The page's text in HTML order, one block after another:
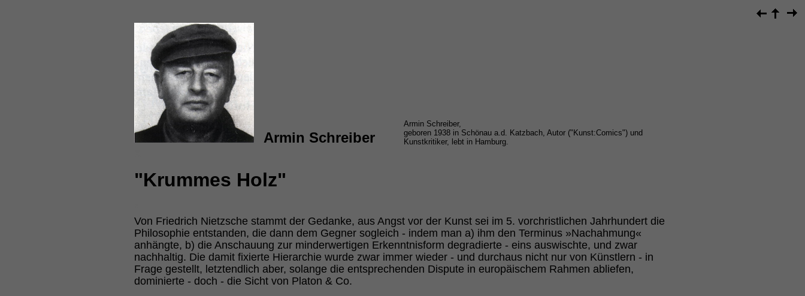
Armin Schreiber
Armin Schreiber,
geboren 1938 in Schönau a.d. Katzbach, Autor ("Kunst:Comics") und
Kunstkritiker, lebt in Hamburg.
"Krummes Holz"
Von Friedrich Nietzsche stammt der Gedanke, aus Angst vor der Kunst sei im 5. vorchristlichen Jahrhundert die
Philosophie entstanden, die dann dem Gegner sogleich - indem man a) ihm den Terminus »Nachahmung«
anhängte, b) die Anschauung zur minderwertigen Erkenntnisform degradierte - eins auswischte, und zwar
nachhaltig. Die damit fixierte Hierarchie wurde zwar immer wieder - und durchaus nicht nur von Künstlern - in
Frage gestellt, letztendlich aber, solange die entsprechenden Dispute in europäischem Rahmen abliefen,
dominierte - doch - die Sicht von Platon & Co.